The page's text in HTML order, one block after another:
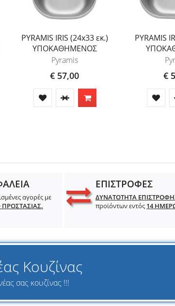
PYRAMIS IRIS (24x33 εκ.)
ΥΠΟΚΑΘΗΜΕΝΟΣ
Pyramis
€ 57,00
PYRAMIS
€
αγορές με
ΕΠΙΣΤΡΟΦΕΣ
ΔΥΝΑΤΟΤΗΤΑ
προϊόντων εντός 14
Κουζίνας
σας κουζίνας !!!